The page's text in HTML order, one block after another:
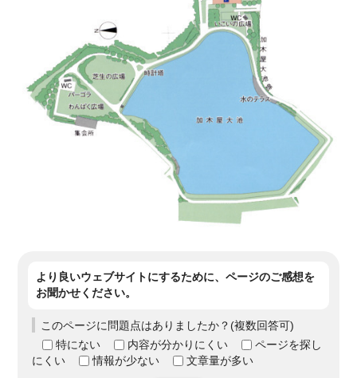
より良いウェブサイトにするために、ページのご感想を
お聞かせください。
このページに問題点はありましたか？(複数回答可)
特にない
内容が分かりにくい
ページを探し
にくい
情報が少ない 文章量が多い